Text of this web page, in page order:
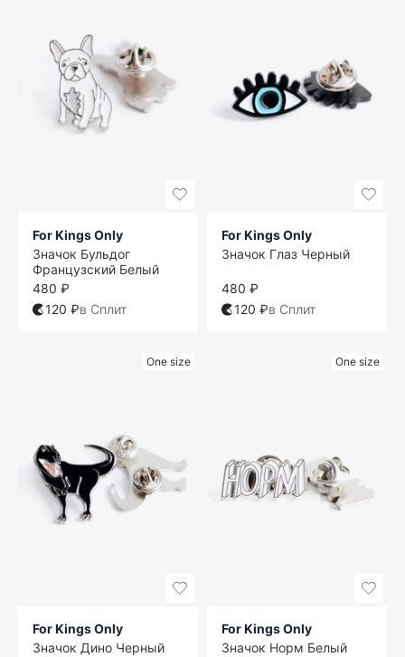
For Kings Only
Значок Бульдог
Французский Белый
480 ₽
120 ₽в Сплит
For Kings Only
Значок Глаз Черный
480 ₽
120 ₽в Сплит
One size
For Kings Only
Значок Дино Черный
One size
For Kings Only
Значок Норм Белый